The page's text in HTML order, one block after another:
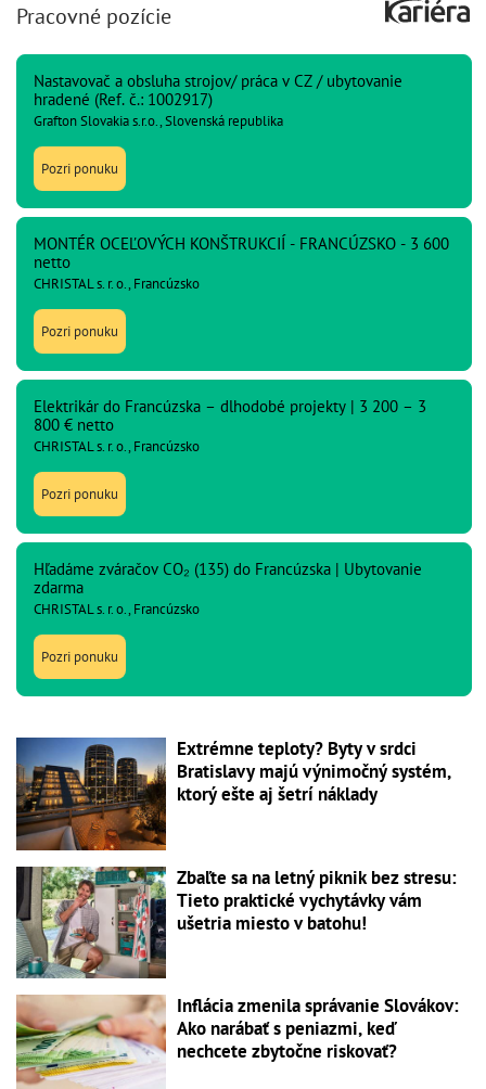
Pracovné pozície
Nastavovač a obsluha strojov/ práca v CZ / ubytovanie
hradené (Ref. č.: 1002917)
Grafton Slovakia s.r.o., Slovenská republika
Pozri ponuku
MONTÉR OCEĽOVÝCH KONŠTRUKCIÍ - FRANCÚZSKO - 3 600
netto
CHRISTAL s. r. o., Francúzsko
Pozri ponuku
Elektrikár do Francúzska – dlhodobé projekty | 3 200 – 3
800 € netto
CHRISTAL s. r. o., Francúzsko
Pozri ponuku
Hľadáme zváračov CO₂ (135) do Francúzska | Ubytovanie
zdarma
CHRISTAL s. r. o., Francúzsko
Pozri ponuku
Extrémne teploty? Byty v srdci
Bratislavy majú výnimočný systém,
ktorý ešte aj šetrí náklady
Zbaľte sa na letný piknik bez stresu:
Tieto praktické vychytávky vám
ušetria miesto v batohu!
Inflácia zmenila správanie Slovákov:
Ako narábať s peniazmi, keď
nechcete zbytočne riskovať?